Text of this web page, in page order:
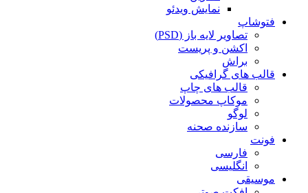
نمایش ویدئو
فتوشاپ
تصاویر لایه باز (PSD)
اکشن و پریست
براش
قالب های گرافیکی
قالب های چاپ
موکاپ محصولات
لوگو
سازنده صحنه
فونت
فارسی
انگلیسی
موسیقی